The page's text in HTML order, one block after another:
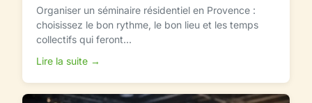
Organiser un séminaire résidentiel en Provence :
choisissez le bon rythme, le bon lieu et les temps
collectifs qui feront...
Lire la suite →